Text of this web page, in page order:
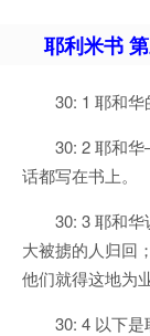
耶利米书
30: 1 耶和华
30: 2 耶和
话都写在书上。
30: 3 耶和
大被掳的人归回
他们就得这地为
30: 4 以下是